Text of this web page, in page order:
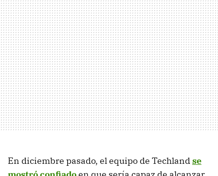
En diciembre pasado, el equipo de Techlandse